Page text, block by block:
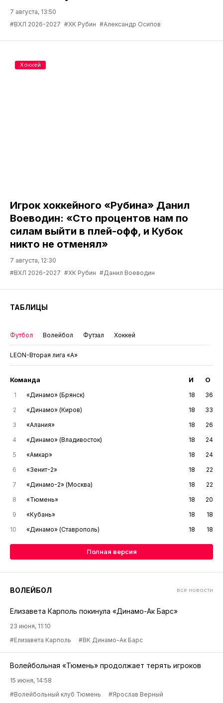
7 августа, 13:50
#ВХЛ 2026-2027 #ХК Рубин #Александр Осипов
Игрок хоккейного «Рубина» Данил
Воеводин: «Сто процентов нам по
силам выйти в плей-офф, и Кубок
никто не отменял»
7 августа, 12:30
#ВХЛ 2026-2027 #ХК Рубин #Данил Воеводин
Хоккей
ТАБЛИЦЫ
Футбол Волейбол Футзал Хоккей
LEON-Вторая лига «А»
Команда И О
1 «Динамо» (Брянск) 18
36
2
«Динамо» (Киров) 18
33
3
«Алания» 18
26
4
«Динамо» (Владивосток) 18
24
5
«Амкар» 18
24
6
«Зенит-2» 18
22
7
«Динамо-2» (Москва) 18
22
8
«Тюмень» 18
20
9
«Кубань» 18
18
10
«Динамо» (Ставрополь) 18 18
Полная версия
ВОЛЕЙБОЛ все новости
Елизавета Карполь покинула «Динамо-Ак Барс»
23 июня, 11:10
#Елизавета Карполь
#ВК Динамо-Ак Барс
Волейбольная «Тюмень» продолжает терять игроков
15 июня, 14:58
#Волейбольный клуб Тюмень
#Ярослав Верный